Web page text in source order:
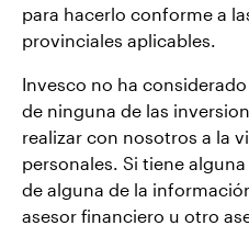
para hacerlo conforme a
provinciales aplicables.
Invesco no ha
de ninguna de las
realizar con nosotros a la
personales. Si tiene
de alguna de la
asesor financiero u otro